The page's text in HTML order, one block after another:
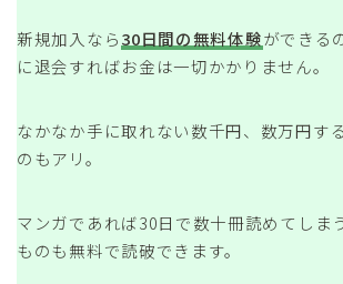
新規加入なら30日間の無料体験ができる
に退会すればお金は一切かかりません。
なかなか手に取れない数千円、数万円す
のもアリ。
マンガであれば30日で数十冊読めてしま
ものも無料で読破できます。